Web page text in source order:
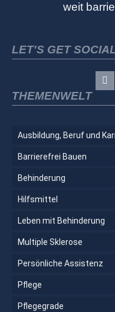
weit
LET'S GET
THEMENWELT
Ausbildung, Beruf und
Barrierefrei Bauen
Behinderung
Hilfsmittel
Leben mit Behinderung
Multiple Sklerose
Persönliche Assistenz
Pflege
Pflegegrade